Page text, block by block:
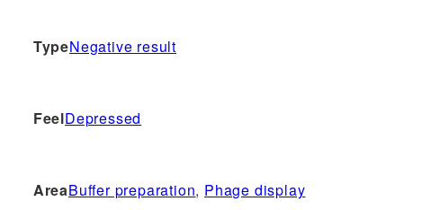
TypeNegative result
FeelDepressed
AreaBuffer preparation, Phage display